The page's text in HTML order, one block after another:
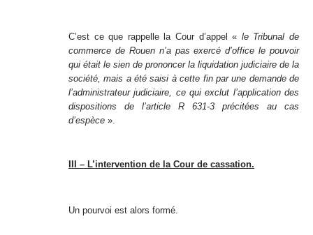
C’est ce que rappelle la Cour d’appel « le Tribunal de
commerce de Rouen n’a pas exercé d’office le pouvoir
qui était le sien de prononcer la liquidation judiciaire de la
société, mais a été saisi à cette fin par une demande de
l’administrateur judiciaire, ce qui exclut l’application des
dispositions de l’article R 631-3 précitées au cas
d’espèce ».
III – L’intervention de la Cour de cassation.
Un pourvoi est alors formé.